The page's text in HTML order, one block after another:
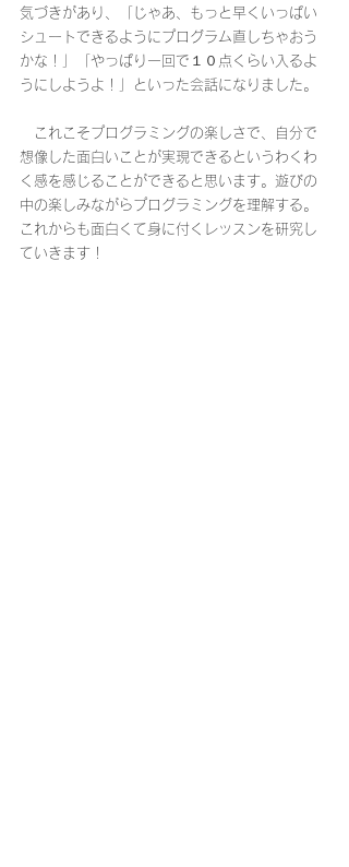
気づきがあり、「じゃあ、もっと早くいっぱい
シュートできるようにプログラム直しちゃおう
かな！」「やっぱり一回で１０点くらい入るよ
うにしようよ！」といった会話になりました。
これこそプログラミングの楽しさで、自分で
想像した面白いことが実現できるというわくわ
く感を感じることができると思います。遊びの
中の楽しみながらプログラミングを理解する。
これからも面白くて身に付くレッスンを研究し
ていきます！